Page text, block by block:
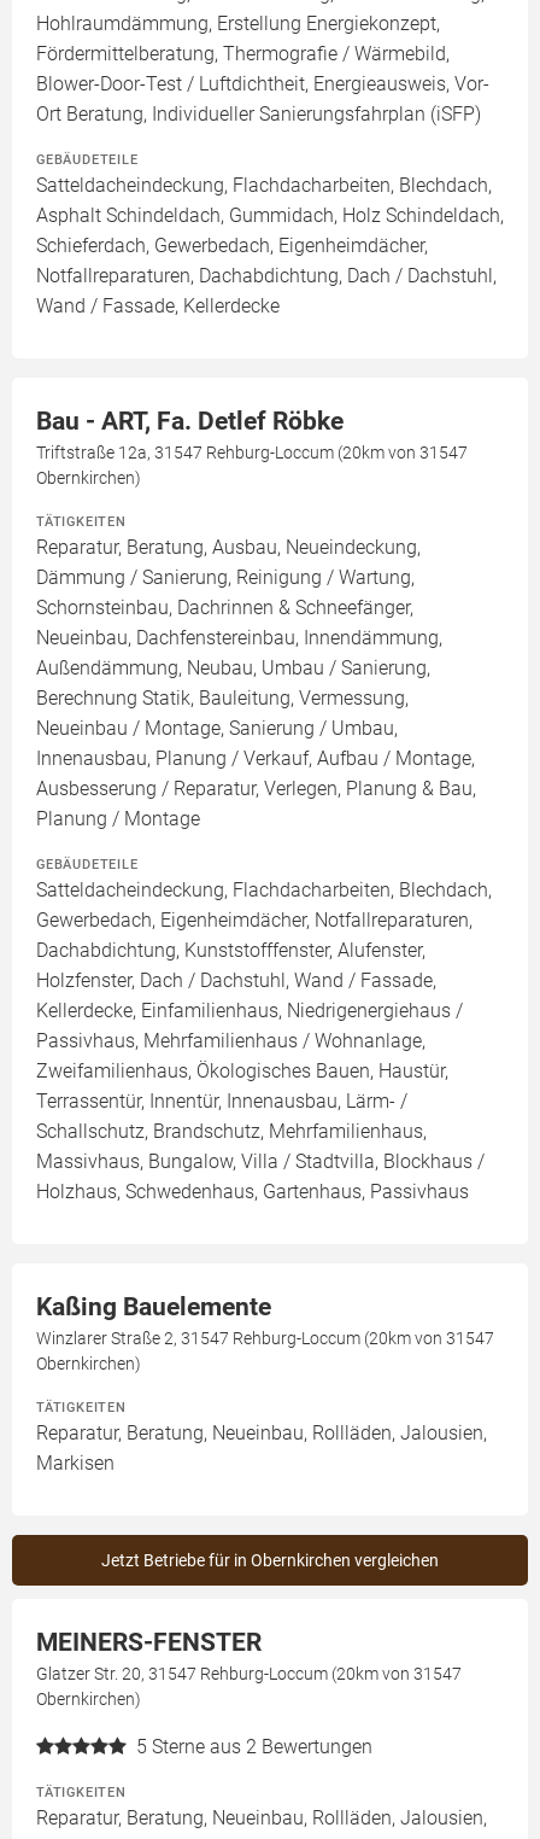
Hohlraumdämmung, Erstellung Energiekonzept,
Fördermittelberatung, Thermografie / Wärmebild,
Blower-Door-Test / Luftdichtheit, Energieausweis, Vor-
Ort Beratung, Individueller Sanierungsfahrplan (iSFP)
GEBÄUDETEILE
Satteldacheindeckung, Flachdacharbeiten, Blechdach,
Asphalt Schindeldach, Gummidach, Holz Schindeldach,
Schieferdach, Gewerbedach, Eigenheimdächer,
Notfallreparaturen, Dachabdichtung, Dach / Dachstuhl,
Wand / Fassade, Kellerdecke
Bau - ART, Fa. Detlef Röbke
Triftstraße 12a, 31547 Rehburg-Loccum (20km von 31547
Obernkirchen)
TÄTIGKEITEN
Reparatur, Beratung, Ausbau, Neueindeckung,
Dämmung / Sanierung, Reinigung / Wartung,
Schornsteinbau, Dachrinnen & Schneefänger,
Neueinbau, Dachfenstereinbau, Innendämmung,
Außendämmung, Neubau, Umbau / Sanierung,
Berechnung Statik, Bauleitung, Vermessung,
Neueinbau / Montage, Sanierung / Umbau,
Innenausbau, Planung / Verkauf, Aufbau / Montage,
Ausbesserung / Reparatur, Verlegen, Planung & Bau,
Planung / Montage
GEBÄUDETEILE
Satteldacheindeckung, Flachdacharbeiten, Blechdach,
Gewerbedach, Eigenheimdächer, Notfallreparaturen,
Dachabdichtung, Kunststofffenster, Alufenster,
Holzfenster, Dach / Dachstuhl, Wand / Fassade,
Kellerdecke, Einfamilienhaus, Niedrigenergiehaus /
Passivhaus, Mehrfamilienhaus / Wohnanlage,
Zweifamilienhaus, Ökologisches Bauen, Haustür,
Terrassentür, Innentür, Innenausbau, Lärm- /
Schallschutz, Brandschutz, Mehrfamilienhaus,
Massivhaus, Bungalow, Villa / Stadtvilla, Blockhaus /
Holzhaus, Schwedenhaus, Gartenhaus, Passivhaus
Kaßing Bauelemente
Winzlarer Straße 2, 31547 Rehburg-Loccum (20km von 31547
Obernkirchen)
TÄTIGKEITEN
Reparatur, Beratung, Neueinbau, Rollläden, Jalousien,
Markisen
Jetzt Betriebe für in Obernkirchen vergleichen
MEINERS-FENSTER
Glatzer Str. 20, 31547 Rehburg-Loccum (20km von 31547
Obernkirchen)
5 Sterne aus 2 Bewertungen
TÄTIGKEITEN
Reparatur, Beratung, Neueinbau, Rollläden, Jalousien,